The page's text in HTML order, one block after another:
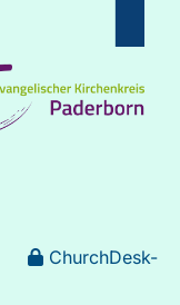
ChurchDesk-